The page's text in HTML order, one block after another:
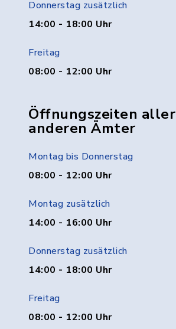
Donnerstag zusätzlich
14:00 - 18:00 Uhr
Freitag
08:00 - 12:00 Uhr
Öffnungszeiten aller
anderen Ämter
Montag bis Donnerstag
08:00 - 12:00 Uhr
Montag zusätzlich
14:00 - 16:00 Uhr
Donnerstag zusätzlich
14:00 - 18:00 Uhr
Freitag
08:00 - 12:00 Uhr